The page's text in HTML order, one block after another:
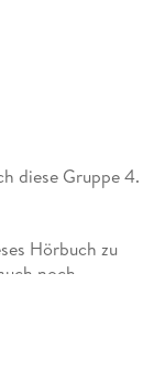
diese Gruppe 4.
Hörbuch zu
noch
ab Band